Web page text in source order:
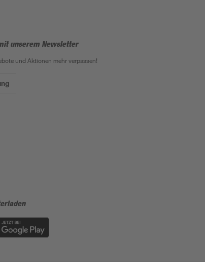
unserem Newsletter
und Aktionen mehr verpassen!